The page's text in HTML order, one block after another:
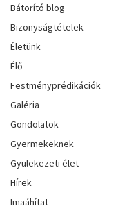
Bátorító blog
Bizonyságtételek
Életünk
Élő
Festményprédikációk
Galéria
Gondolatok
Gyermekeknek
Gyülekezeti élet
Hírek
Imaáhítat